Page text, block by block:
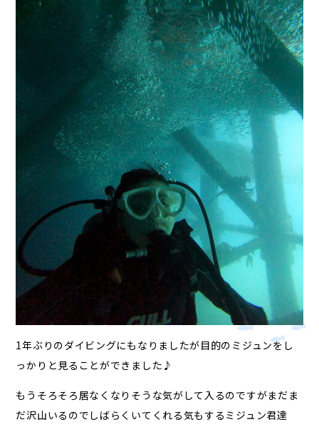
1年ぶりのダイビングにもなりましたが目的のミジュンをし
っかりと見ることができました♪
もうそろそろ居なくなりそうな気がして入るのですがまだま
だ沢山いるのでしばらくいてくれる気もするミジュン君達